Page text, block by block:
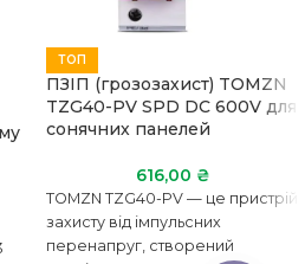
ТОП
ПЗІП (грозозахист) TOMZN
TZG40-PV SPD DC 600V для
сонячних панелей
616,00 ₴
TOMZN TZG40-PV — це пристрій
захисту від імпульсних
перенапруг, створений